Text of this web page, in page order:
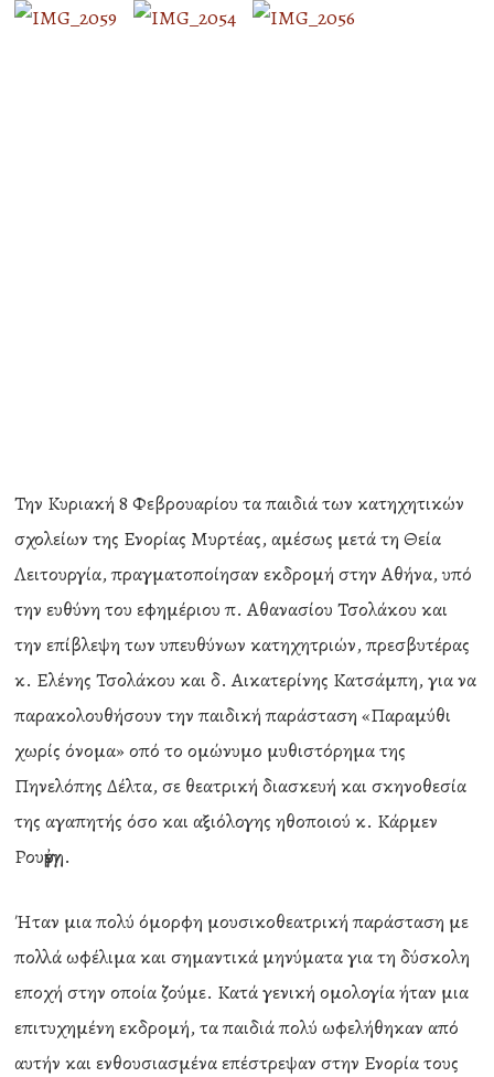
Την Κυριακή 8 Φεβρουαρίου τα παιδιά των κατηχητικών
σχολείων της Ενορίας Μυρτέας, αμέσως μετά τη Θεία
Λειτουργία, πραγματοποίησαν εκδρομή στην Αθήνα, υπό
την ευθύνη του εφημέριου π. Αθανασίου Τσολάκου και
την επίβλεψη των υπευθύνων κατηχητριών, πρεσβυτέρας
κ. Ελένης Τσολάκου και δ. Αικατερίνης Κατσάμπη, για να
παρακολουθήσουν την παιδική παράσταση «Παραμύθι
χωρίς όνομα» οπό το ομώνυμο μυθιστόρημα της
Πηνελόπης Δέλτα, σε θεατρική διασκευή και σκηνοθεσία
της αγαπητής όσο και αξιόλογης ηθοποιού κ. Κάρμεν
Ρουγγἐρη.
Ήταν μια πολύ όμορφη μουσικοθεατρική παράσταση με
πολλά ωφέλιμα και σημαντικά μηνύματα για τη δύσκολη
εποχή στην οποία ζούμε. Κατά γενική ομολογία ήταν μια
επιτυχημένη εκδρομή, τα παιδιά πολύ ωφελήθηκαν από
αυτήν και ενθουσιασμένα επέστρεψαν στην Ενορία τους